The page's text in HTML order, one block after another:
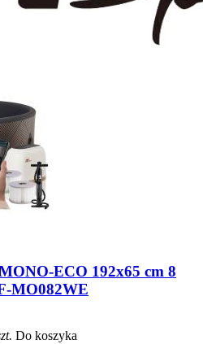
ECO 192x65 cm 8
MO082WE
Do koszyka